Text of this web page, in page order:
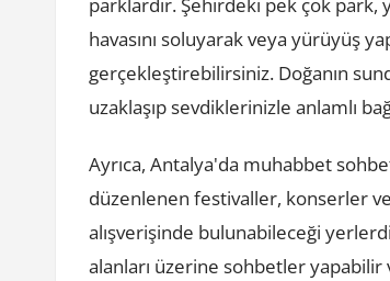
havasını soluyarak veya yürüyüş
gerçekleştirebilirsiniz. Doğanın
uzaklaşıp sevdiklerinizle anlamlı
Ayrıca, Antalya'da muhabbet
düzenlenen festivaller, konserler
alışverişinde bulunabileceği
alanları üzerine sohbetler